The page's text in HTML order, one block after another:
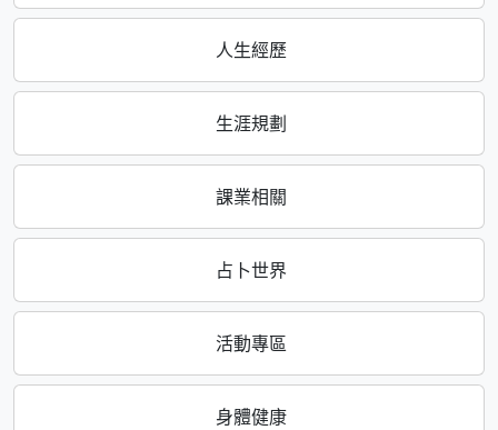
人生經歷
生涯規劃
課業相關
占卜世界
活動專區
身體健康